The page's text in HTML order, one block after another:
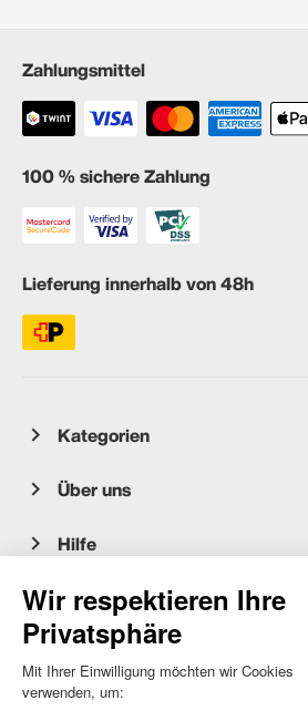
Zahlungsmittel
100 % sichere Zahlung
Lieferung innerhalb von 48h
Kategorien
Über uns
Hilfe
Kundenservice
Montag-Freitag 08:00-17:00